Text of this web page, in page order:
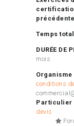
Temps
DURÉE DE
mois
conditions
Particulier
devis